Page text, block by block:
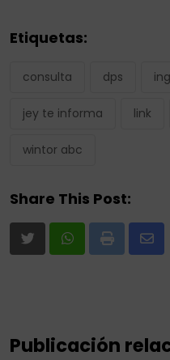
Etiquetas:
consulta dps
jey te informa link
wintor abc
Share This Post:
Print
Publicación